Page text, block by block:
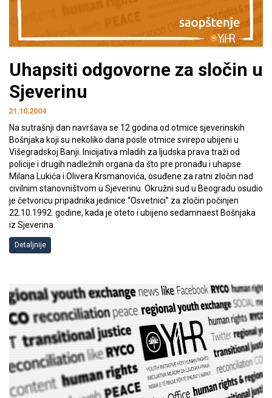
Uhapsiti odgovorne za sločin u
Sjeverinu
21.10.2004
Na sutrašnji dan navršava se 12 godina od otmice sjeverinskih
Bošnjaka koji su nekoliko dana posle otmice svirepo ubijeni u
Višegradskoj Banji. Inicijativa mladih za ljudska prava traži od
policije i drugih nadležnih organa da što pre pronađu i uhapse
Milana Lukića i Olivera Krsmanovića, osuđene za ratni zločin nad
civilnim stanovništvom u Sjeverinu. Okružni sud u Beogradu osudio
je četvoricu pripadnika jedinice “Osvetnici” za zločin počinjen
22.10.1992. godine, kada je oteto i ubijeno sedamnaest Bošnjaka
iz Sjeverina.
Detaljnije